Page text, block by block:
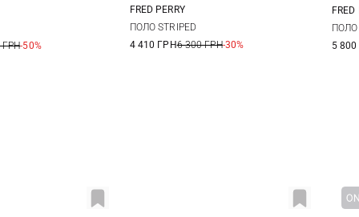
ГРН-50%
6
FRED PERRY
ПОЛО STRIPED
4 410 ГРН6 300 ГРН-30%
6
FRED
ПОЛО
5